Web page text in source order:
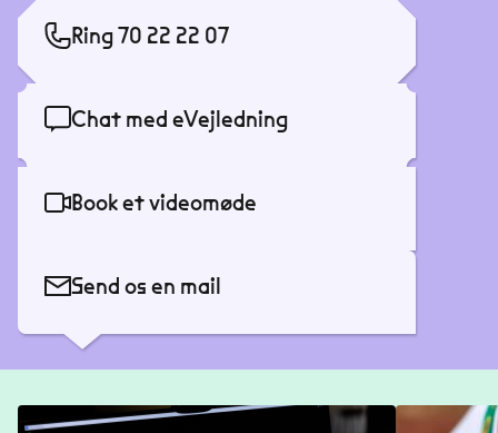
Ring 70 22 22 07
Chat med eVejledning
Book et videomøde
Send os en mail